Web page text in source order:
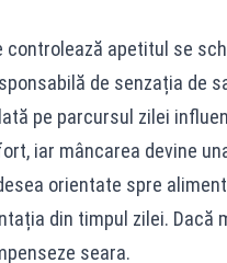
apetitul se
de senzația de
pe parcursul zilei
iar mâncarea devine
orientate spre
din timpul zilei. Dacă
seara.